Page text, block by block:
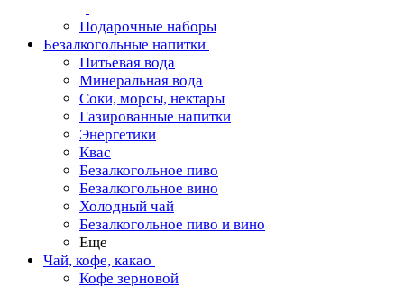
Подарочные наборы
Безалкогольные напитки
Питьевая вода
Минеральная вода
Соки, морсы, нектары
Газированные напитки
Энергетики
Квас
Безалкогольное пиво
Безалкогольное вино
Холодный чай
Безалкогольное пиво и вино
Еще
Чай, кофе, какао
Кофе зерновой